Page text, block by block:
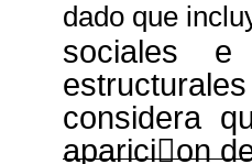
dado que
sociales e
considera
aparici￿on